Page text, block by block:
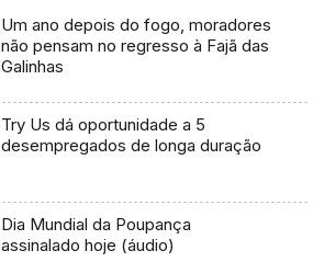
Um ano depois do fogo, moradores
não pensam no regresso à Fajã das
Galinhas
Try Us dá oportunidade a 5
desempregados de longa duração
Dia Mundial da Poupança
assinalado hoje (áudio)